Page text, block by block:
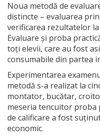
Noua metodă de
distincte – evaluarea
verificarea rezultatelor
Evaluare și proba
toți elevii, care au fost
consumabile din partea
Experimentarea
metodă s-a realizat la
montator, bucătar,
meseria tencuitor proba
de calificare a fost
economic.